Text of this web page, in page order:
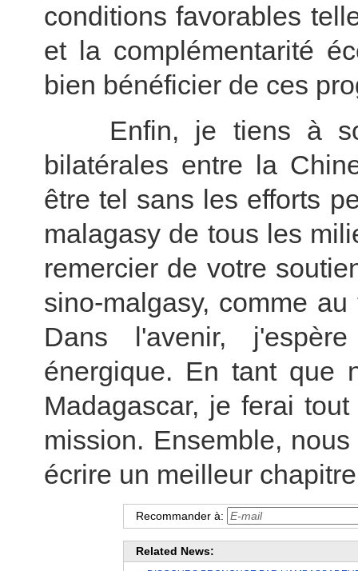
conditions favorables
et la complémentarité
bien bénéficier de ces
Enfin, je tiens à
bilatérales entre la
être tel sans les efforts
malagasy de tous les
remercier de votre
sino-malgasy, comme
Dans l'avenir,
énergique. En tant que
Madagascar, je ferai
mission. Ensemble,
écrire un meilleur
Recommander à:
Related News: